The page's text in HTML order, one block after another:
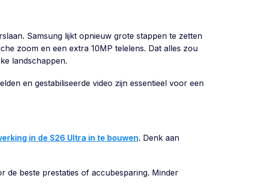
Samsung lijkt opnieuw grote stappen te zetten
zoom en een extra 10MP telelens. Dat alles zou
landschappen.
en gestabiliseerde video zijn essentieel voor een
in de S26 Ultra in te bouwen. Denk aan
de beste prestaties of accubesparing. Minder